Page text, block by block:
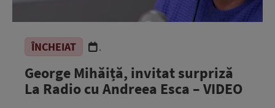
ÎNCHEIAT .
George Mihăiță, invitat surpriză
La Radio cu Andreea Esca – VIDEO